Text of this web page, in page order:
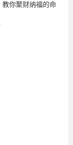
你聚财纳福的命